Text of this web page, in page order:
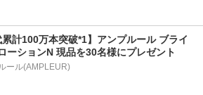
累計100万本突破*1】アンプルール ブライ
ーションN 現品を30名様にプレゼント
ール(AMPLEUR)